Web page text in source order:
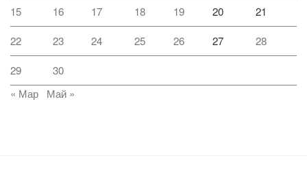
15 16 17 18 19 20 21
22 23 24 25 26 27 28
29
30
« Мар
Май »